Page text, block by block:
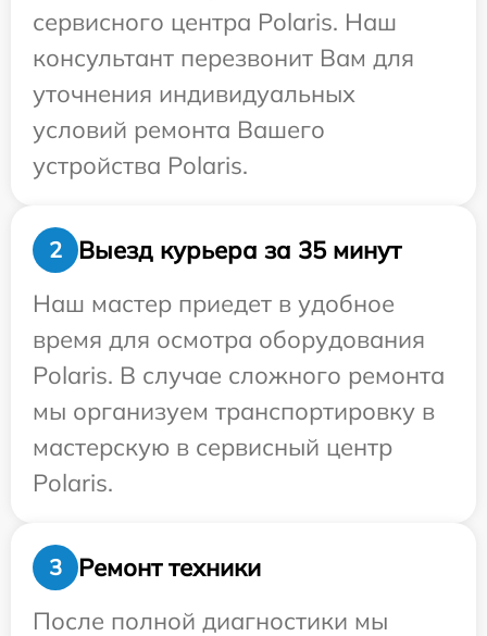
сервисного центра Polaris. Наш
консультант перезвонит Вам для
уточнения индивидуальных
условий ремонта Вашего
устройства Polaris.
2
Выезд курьера за 35 минут
Наш мастер приедет в удобное
время для осмотра оборудования
Polaris. В случае сложного ремонта
мы организуем транспортировку в
мастерскую в сервисный центр
Polaris.
3
Ремонт техники
После полной диагностики мы